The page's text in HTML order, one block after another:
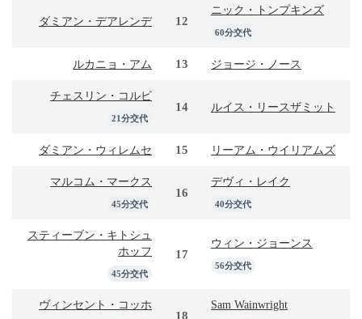
ダミアン・デアレンデ 12
ニック・トンプキンズ
60分交代
ルカニョ・アム 13 ジョージ・ノース
チェスリン・コルビ
21分交代
14 ルイス・リースザミット
ダミアン・ウィレムセ 15 リーアム・ウイリアムズ
マルコム・マークス
45分交代
16
デヴィ・レイク
40分交代
スティーブン・キトシュ
ホッフ
45分交代
17
ウィン・ジョーンス
56分交代
ヴィンセント・コッホ
18
Sam Wainwright